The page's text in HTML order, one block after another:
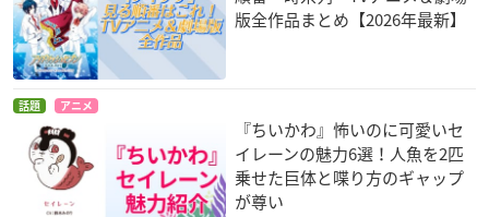
版全作品まとめ【2026年最新】
話題 アニメ
『ちいかわ』怖いのに可愛いセ
イレーンの魅力6選！人魚を2匹
乗せた巨体と喋り方のギャップ
が尊い